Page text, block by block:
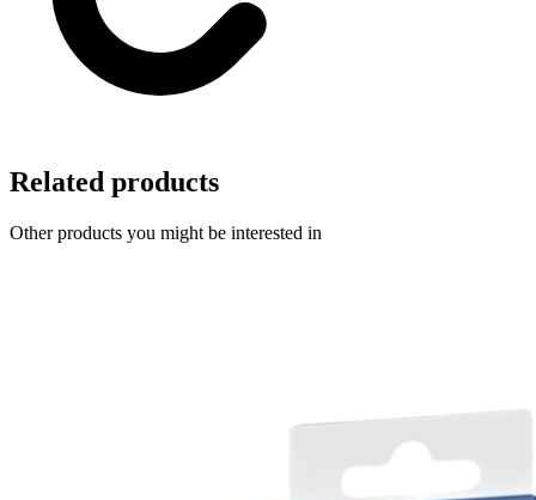
Related products
Other products you might be interested in